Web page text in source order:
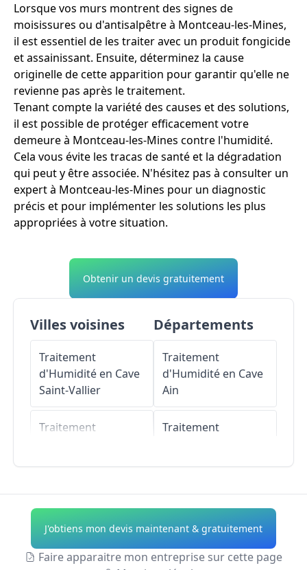
Lorsque vos murs montrent des signes de
moisissures ou d'antisalpêtre à Montceau-les-Mines,
il est essentiel de les traiter avec un produit fongicide
et assainissant. Ensuite, déterminez la cause
originelle de cette apparition pour garantir qu'elle ne
revienne pas après le traitement.
Tenant compte la variété des causes et des solutions,
il est possible de protéger efficacement votre
demeure à Montceau-les-Mines contre l'humidité.
Cela vous évite les tracas de santé et la dégradation
qui peut y être associée. N'hésitez pas à consulter un
expert à Montceau-les-Mines pour un diagnostic
précis et pour implémenter les solutions les plus
appropriées à votre situation.
Obtenir un devis gratuitement
Villes voisines
Traitement
d'Humidité en Cave
Saint-Vallier
Traitement
Traitement
Sanvignes-les-Mines
Départements
Traitement
d'Humidité en Cave
Ain
Traitement
Traitement
Allier
J'obtiens mon devis maintenant & gratuitement
Faire apparaitre mon entreprise sur cette page